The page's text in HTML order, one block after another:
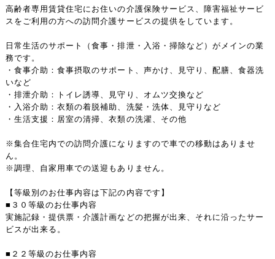
高齢者専用賃貸住宅にお住いの介護保険サービス、障害福祉サービ
スをご利用の方への訪問介護サービスの提供をしています。
日常生活のサポート（食事・排泄・入浴・掃除など）がメインの業
務です。
・食事介助：食事摂取のサポート、声かけ、見守り、配膳、食器洗
いなど
・排泄介助：トイレ誘導、見守り、オムツ交換など
・入浴介助：衣類の着脱補助、洗髪・洗体、見守りなど
・生活支援：居室の清掃、衣類の洗濯、その他
※集合住宅内での訪問介護になりますので車での移動はありませ
ん。
※調理、自家用車での送迎もありません。
【等級別のお仕事内容は下記の内容です】
■３０等級のお仕事内容
実施記録・提供票・介護計画などの把握が出来、それに沿ったサー
ビスが出来る。
■２２等級のお仕事内容